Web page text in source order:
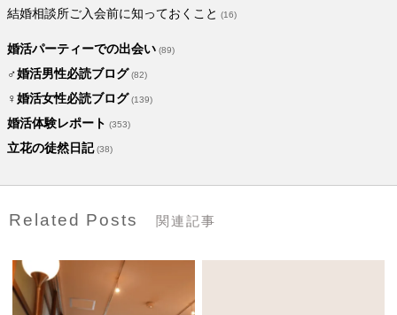
結婚相談所ご入会前に知っておくこと (16)
婚活パーティーでの出会い (89)
♂婚活男性必読ブログ (82)
♀婚活女性必読ブログ (139)
婚活体験レポート (353)
立花の徒然日記(38)
Related Posts 関連記事